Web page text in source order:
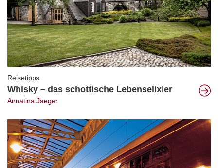
Reisetipps
Whisky – das schottische Lebenselixier
Annatina Jaeger